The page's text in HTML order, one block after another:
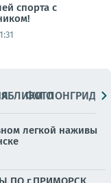
спорта с
ФОТОЛОНГРИДЫ
легкой наживы